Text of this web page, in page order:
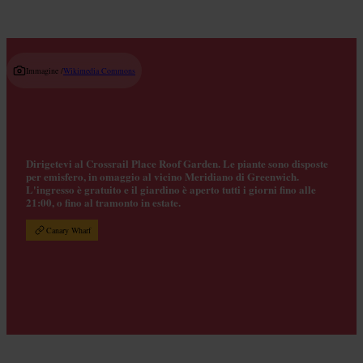
Immagine /Wikimedia Commons
Dirigetevi al Crossrail Place Roof Garden. Le piante sono disposte
per emisfero, in omaggio al vicino Meridiano di Greenwich.
L'ingresso è gratuito e il giardino è aperto tutti i giorni fino alle
21:00, o fino al tramonto in estate.
Canary Wharf